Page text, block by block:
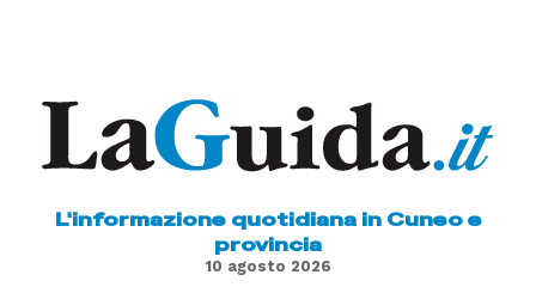
L'informazione quotidiana in Cuneo e
provincia
10 agosto 2026